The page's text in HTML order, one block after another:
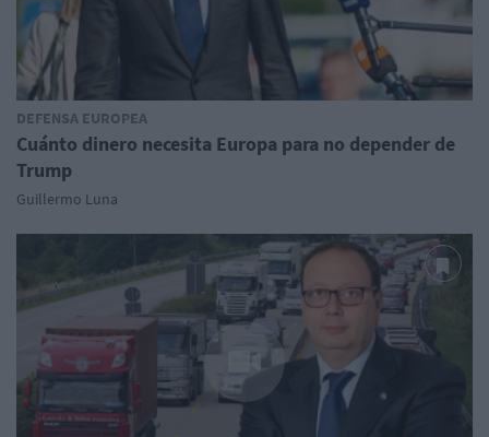
DEFENSA EUROPEA
Cuánto dinero necesita Europa para no depender de
Trump
Guillermo Luna